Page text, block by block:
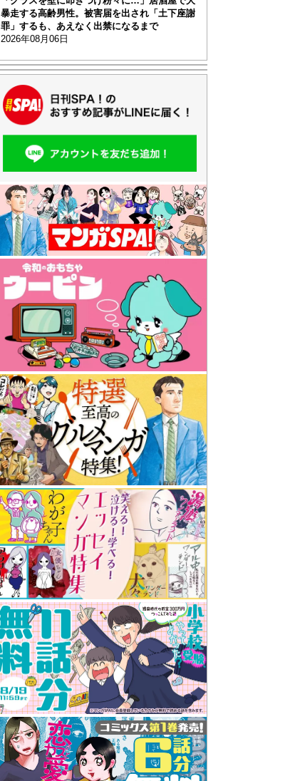
暴走する高齢男性。被害届を出され「土下座謝
罪」するも、あえなく出禁になるまで
2026年08月06日